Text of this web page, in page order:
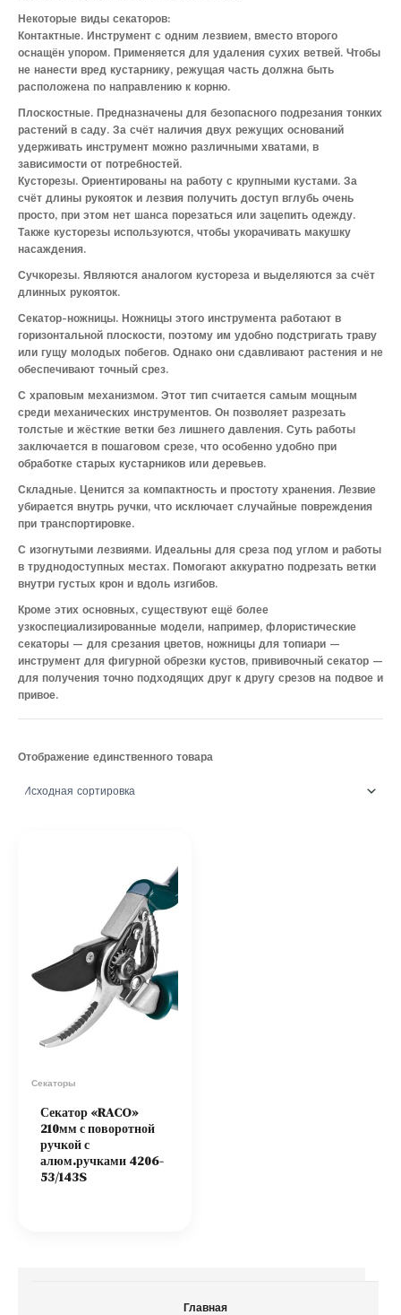
Некоторые виды секаторов:
Контактные. Инструмент с одним лезвием, вместо второго
оснащён упором. Применяется для удаления сухих ветвей. Чтобы
не нанести вред кустарнику, режущая часть должна быть
расположена по направлению к корню.
Плоскостные. Предназначены для безопасного подрезания тонких
растений в саду. За счёт наличия двух режущих оснований
удерживать инструмент можно различными хватами, в
зависимости от потребностей.
Кусторезы. Ориентированы на работу с крупными кустами. За
счёт длины рукояток и лезвия получить доступ вглубь очень
просто, при этом нет шанса порезаться или зацепить одежду.
Также кусторезы используются, чтобы укорачивать макушку
насаждения.
Сучкорезы. Являются аналогом кустореза и выделяются за счёт
длинных рукояток.
Секатор-ножницы. Ножницы этого инструмента работают в
горизонтальной плоскости, поэтому им удобно подстригать траву
или гущу молодых побегов. Однако они сдавливают растения и не
обеспечивают точный срез.
С храповым механизмом. Этот тип считается самым мощным
среди механических инструментов. Он позволяет разрезать
толстые и жёсткие ветки без лишнего давления. Суть работы
заключается в пошаговом срезе, что особенно удобно при
обработке старых кустарников или деревьев.
Складные. Ценится за компактность и простоту хранения. Лезвие
убирается внутрь ручки, что исключает случайные повреждения
при транспортировке.
С изогнутыми лезвиями. Идеальны для среза под углом и работы
в труднодоступных местах. Помогают аккуратно подрезать ветки
внутри густых крон и вдоль изгибов.
Кроме этих основных, существуют ещё более
узкоспециализированные модели, например, флористические
секаторы — для срезания цветов, ножницы для топиари —
инструмент для фигурной обрезки кустов, прививочный секатор —
для получения точно подходящих друг к другу срезов на подвое и
привое.
Отображение единственного товара
Секаторы
Секатор «RACO»
210мм с поворотной
ручкой с
алюм.ручками 4206-
53/143S
Главная